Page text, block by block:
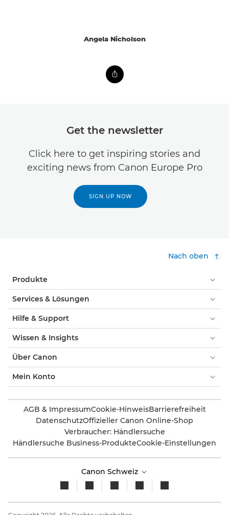
Angela Nicholson
Get the newsletter
Click here to get inspiring stories and
exciting news from Canon Europe Pro
SIGN UP NOW
Nach oben
Produkte
Services & Lösungen
Hilfe & Support
Wissen & Insights
Über Canon
Mein Konto
AGB & ImpressumCookie-HinweisBarrierefreiheit
DatenschutzOffizieller Canon Online-Shop
Verbraucher: Händlersuche
Händlersuche Business-ProdukteCookie-Einstellungen
Canon Schweiz